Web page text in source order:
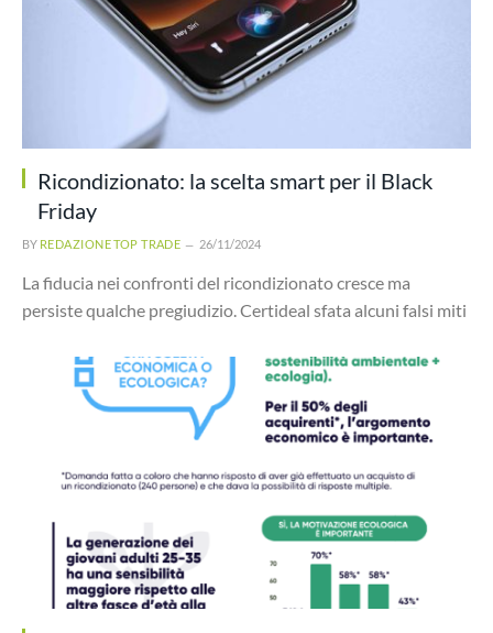
Ricondizionato: la scelta smart per il Black
Friday
BY REDAZIONE TOP TRADE 26/11/2024
La fiducia nei confronti del ricondizionato cresce ma
persiste qualche pregiudizio. Certideal sfata alcuni falsi miti